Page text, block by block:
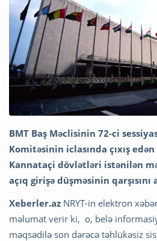
BMT Baş Məclisinin 72-ci
Komitəsinin iclasında çıxış
Kannataçi dövlətləri istənilən
açıq girişə düşməsinin qarşısını
Xeberler.az NRYT-in elektron
məlumat verir ki, o, belə
məqsədilə son dərəcə təhlükəsiz